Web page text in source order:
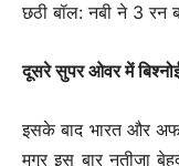
छठी बॉल: नबी ने 3 रन
दूसरे सुपर ओवर में
इसके बाद भारत और
मगर इस बार नतीजा